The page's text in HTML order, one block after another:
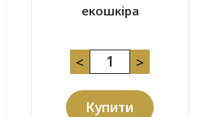
екошкіра
< >
Купити